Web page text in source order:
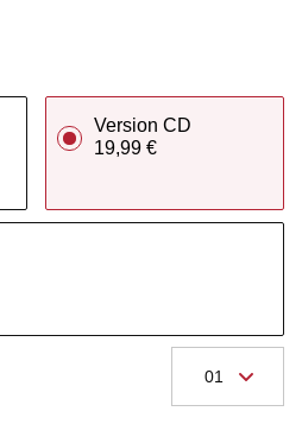
Version CD
19,99 €